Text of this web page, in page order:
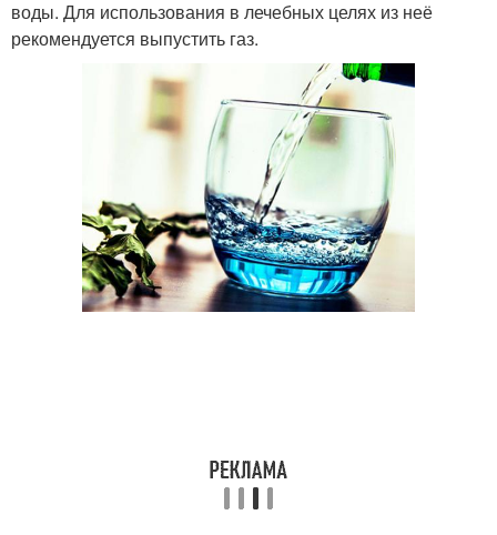
воды. Для использования в лечебных целях из неё
рекомендуется выпустить газ.